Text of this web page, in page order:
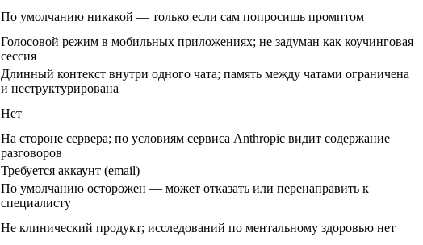
По умолчанию никакой — только если сам попросишь промптом
Голосовой режим в мобильных приложениях; не задуман как коучинговая
сессия
Длинный контекст внутри одного чата; память между чатами ограничена
и неструктурирована
Нет
На стороне сервера; по условиям сервиса Anthropic видит содержание
разговоров
Требуется аккаунт (email)
По умолчанию осторожен — может отказать или перенаправить к
специалисту
Не клинический продукт; исследований по ментальному здоровью нет